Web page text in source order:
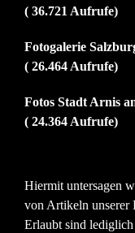
( 36.721 Aufrufe)
Fotogalerie
( 26.464 Aufrufe)
Fotos Stadt Arnis
( 24.364 Aufrufe)
Hiermit untersagen
von Artikeln unserer
Erlaubt sind lediglich